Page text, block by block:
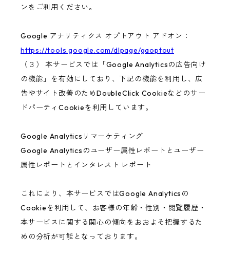
ンをご利用ください。
Google アナリティクス オプトアウト アドオン：
https://tools.google.com/dlpage/gaoptout
（３） 本サービスでは「Google Analyticsの広告向け
の機能」を有効にしており、下記の機能を利用し、広
告やサイト改善のためDoubleClick Cookieなどのサー
ドパーティCookieを利用しています。
Google Analyticsリマーケティング
Google Analyticsのユーザー属性レポートとユーザー
属性レポートとインタレスト レポート
これにより、本サービスではGoogle Analyticsの
Cookieを利用して、お客様の年齢・性別・閲覧履歴・
本サービスに関する関心の傾向をおおよそ把握するた
めの分析が可能となっております。